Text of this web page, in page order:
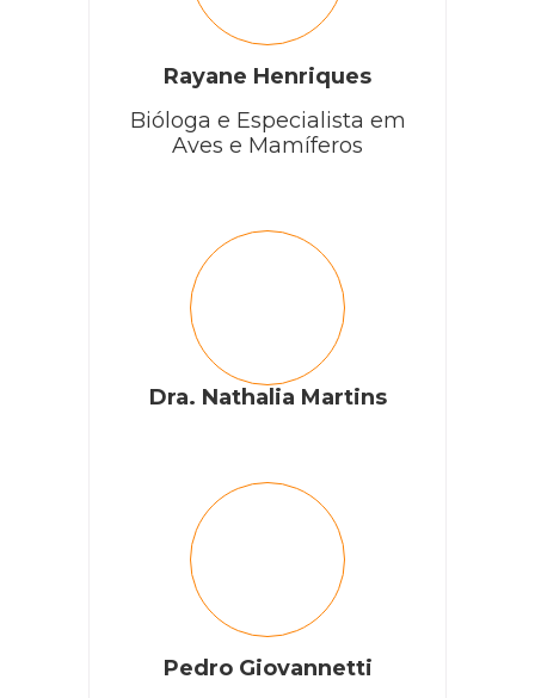
Rayane Henriques
Bióloga e Especialista em
Aves e Mamíferos
Dra. Nathalia Martins
Pedro Giovannetti